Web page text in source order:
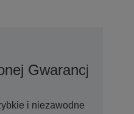
Gwarancji
i niezawodne